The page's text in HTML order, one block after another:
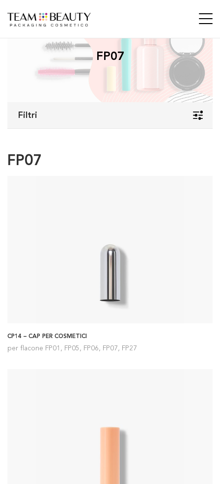
FP07
FP07
CP14 – CAP PER COSMETICI
per flacone FP01, FP05, FP06, FP07, FP27
Filtri